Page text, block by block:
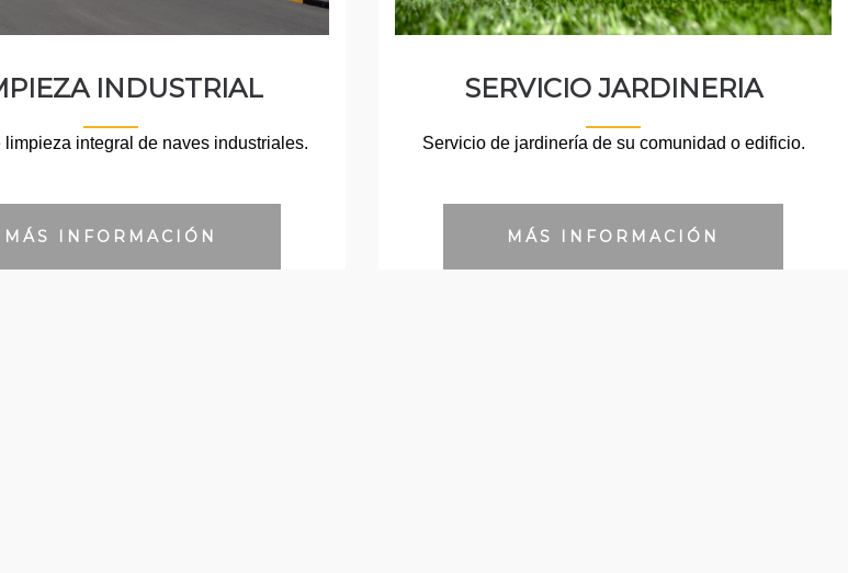
INDUSTRIAL
limpieza integral de naves industriales.
MÁS INFORMACIÓN
SERVICIO JARDINERIA
Servicio de jardinería de su comunidad o edificio.
MÁS INFORMACIÓN